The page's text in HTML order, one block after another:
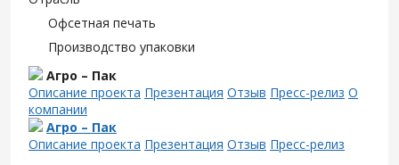
Офсетная печать
Производство упаковки
Агро – Пак
Описание проекта Презентация Отзыв Пресс-релиз О
компании
Агро – Пак
Описание проекта Презентация Отзыв Пресс-релиз